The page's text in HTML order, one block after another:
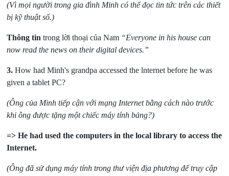
(Vì mọi người trong gia đình Minh có thể đọc tin tức trên các thiết
bị kỹ thuật số.)
Thông tin trong lời thoại của Nam “Everyone in his house can
now read the news on their digital devices.”
3. How had Minh's grandpa accessed the lnternet before he was
given a tablet PC?
(Ông của Minh tiếp cận với mạng Internet bằng cách nào trước
khi ông được tặng một chiếc máy tính bảng?)
=> He had used the computers in the local library to access the
Internet.
(Ông đã sử dụng máy tính trong thư viện địa phương để truy cập